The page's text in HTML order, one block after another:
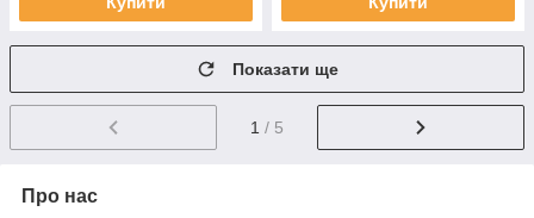
Показати ще
1 / 5
Про нас